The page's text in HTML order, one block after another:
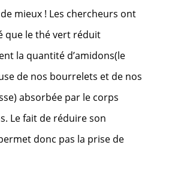
mieux ! Les chercheurs ont
que le thé vert réduit
la quantité d’amidons(le
de nos bourrelets et de nos
absorbée par le corps
Le fait de réduire son
donc pas la prise de